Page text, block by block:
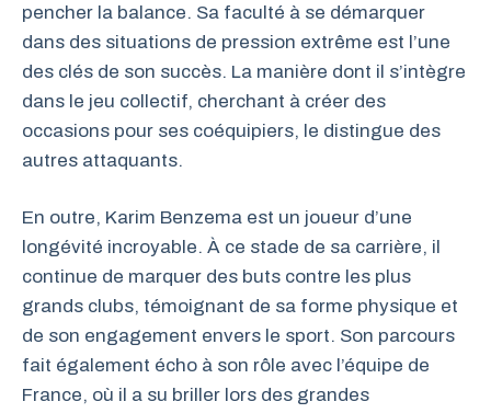
pencher la balance. Sa faculté à se démarquer
dans des situations de pression extrême est l’une
des clés de son succès. La manière dont il s’intègre
dans le jeu collectif, cherchant à créer des
occasions pour ses coéquipiers, le distingue des
autres attaquants.
En outre, Karim Benzema est un joueur d’une
longévité incroyable. À ce stade de sa carrière, il
continue de marquer des buts contre les plus
grands clubs, témoignant de sa forme physique et
de son engagement envers le sport. Son parcours
fait également écho à son rôle avec l’équipe de
France, où il a su briller lors des grandes